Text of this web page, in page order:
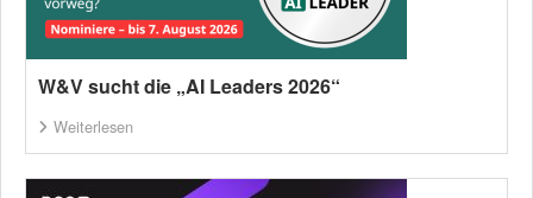
W&V sucht die „AI Leaders 2026“
Weiterlesen